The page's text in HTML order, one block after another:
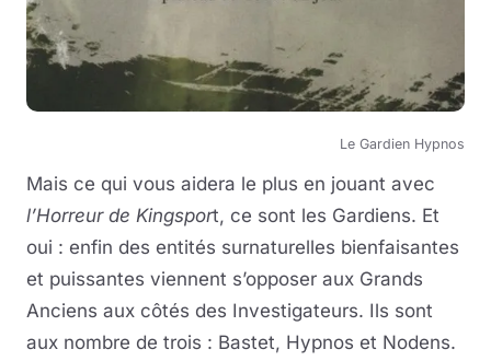
Le Gardien Hypnos
Mais ce qui vous aidera le plus en jouant avec
l’Horreur de Kingsport, ce sont les Gardiens. Et
oui : enfin des entités surnaturelles bienfaisantes
et puissantes viennent s’opposer aux Grands
Anciens aux côtés des Investigateurs. Ils sont
aux nombre de trois : Bastet, Hypnos et Nodens.